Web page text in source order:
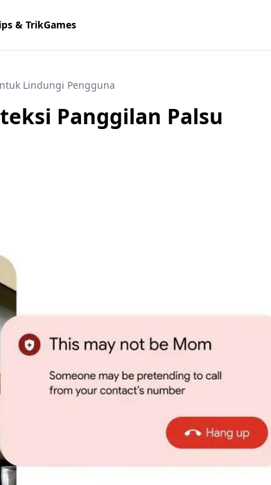
& TrikGames
Lindungi Pengguna
Panggilan Palsu